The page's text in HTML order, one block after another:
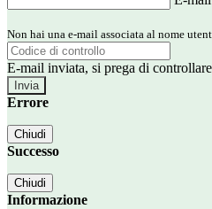
Non hai una e-mail associata al nome
E-mail inviata, si prega di
Errore
Chiudi
Successo
Chiudi
Informazione